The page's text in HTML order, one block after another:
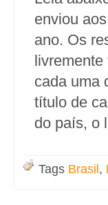
enviou
ano. Os
cada uma
título de
do país, o
Tags Brasil ,